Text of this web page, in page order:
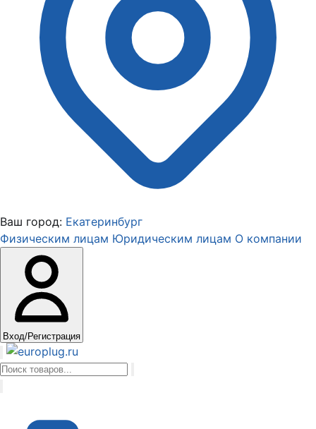
Ваш город: Екатеринбург
Физическим лицам Юридическим лицам О компании
Вход/Регистрация